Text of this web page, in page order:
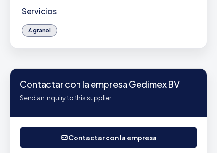
Servicios
A granel
Contactar con la empresa Gedimex BV
Send an inquiry to this supplier
Contactar con la empresa